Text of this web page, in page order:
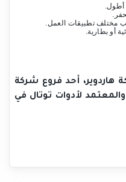
مختلف تطبيقات العمل.
أو بطارية.
أحد فروع شركة
لأدوات توتال في